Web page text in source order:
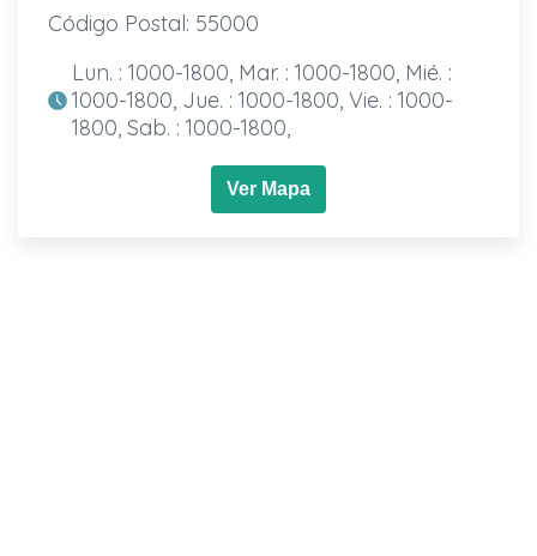
Código Postal: 55000
Lun. : 1000-1800, Mar. : 1000-1800, Mié. :
1000-1800, Jue. : 1000-1800, Vie. : 1000-
1800, Sab. : 1000-1800,
Ver Mapa